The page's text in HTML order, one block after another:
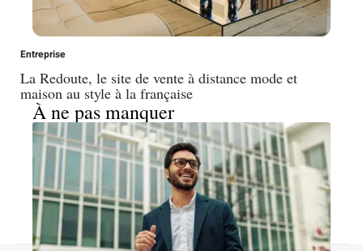
Entreprise
La Redoute, le site de vente à distance mode et
maison au style à la française
À ne pas manquer